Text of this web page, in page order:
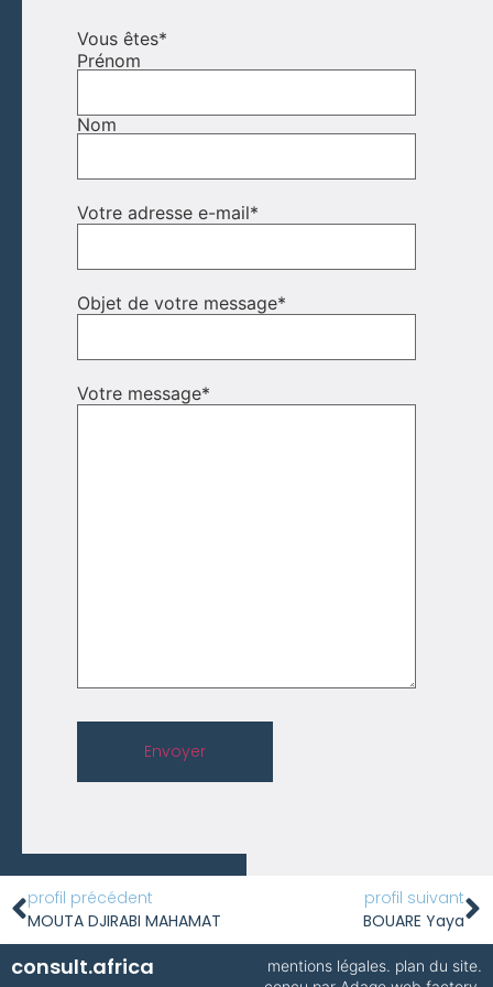
Vous êtes*
Prénom
Nom
Votre adresse e-mail*
Objet de votre message*
Votre message*
Envoyer
profil précédent
MOUTA DJIRABI MAHAMAT
profil suivant
BOUARE Yaya
consult.africa mentions légales. plan du site.